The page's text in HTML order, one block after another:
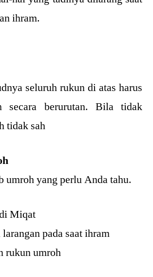
ihram.
seluruh rukun di atas harus
secara berurutan. Bila tidak
tidak sah
umroh yang perlu Anda tahu.
Miqat
pada saat ihram
rukun umroh